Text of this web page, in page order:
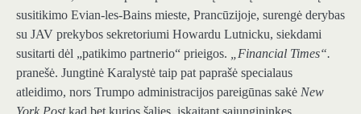
susitikimo Evian-les-Bains mieste, Prancūzijoje, surengė derybas
su JAV prekybos sekretoriumi Howardu Lutnicku, siekdami
susitarti dėl „patikimo partnerio“ prieigos.
„Financial Times“.
pranešė. Jungtinė Karalystė taip pat paprašė specialaus
atleidimo, nors Trumpo administracijos pareigūnas sakė New
York Postkad bet kurios šalies, įskaitant sąjungininkes,